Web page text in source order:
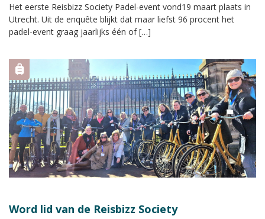
Het eerste Reisbizz Society Padel-event vond19 maart plaats in
Utrecht. Uit de enquête blijkt dat maar liefst 96 procent het
padel-event graag jaarlijks één of […]
Word lid van de Reisbizz Society